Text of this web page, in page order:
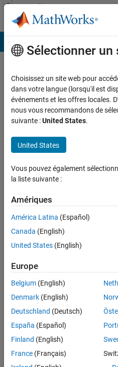
Passer au contenu
Community
Profile
Dave
Hoadley
MathWorks
depuis
2025
Followers:
Following:
0
Follow
Please
Sélectionner un
Choisissez un site web pour
dans votre langue (lorsqu'il est
événements et les offres locales.
nous vous recommandons de
suivante :United States.
United States
Vous pouvez également
la liste suivante :
Amériques
América Latina (Español)
Canada (English)
United States (English)
Europe
Belgium (English)
Denmark (English)
Deutschland (Deutsch)
España (Español)
Finland (English)
France (Français)